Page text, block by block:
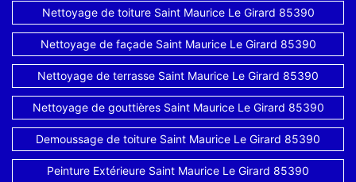
Nettoyage de toiture Saint Maurice Le Girard 85390
Nettoyage de façade Saint Maurice Le Girard 85390
Nettoyage de terrasse Saint Maurice Le Girard 85390
Nettoyage de gouttières Saint Maurice Le Girard 85390
Demoussage de toiture Saint Maurice Le Girard 85390
Peinture Extérieure Saint Maurice Le Girard 85390